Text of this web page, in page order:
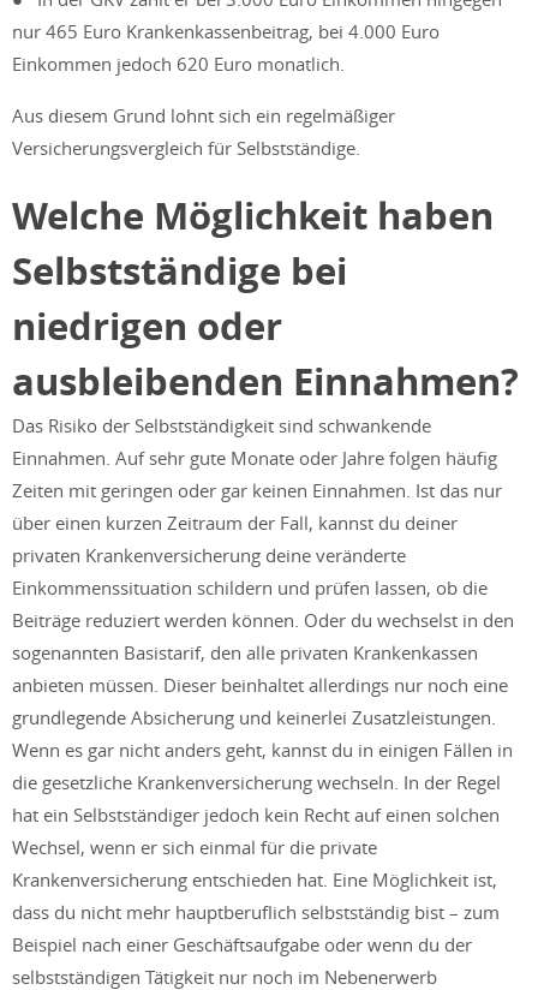
nur 465 Euro Krankenkassenbeitrag, bei 4.000 Euro
Einkommen jedoch 620 Euro monatlich.
Aus diesem Grund lohnt sich ein regelmäßiger
Versicherungsvergleich für Selbstständige.
Welche Möglichkeit haben
Selbstständige bei
niedrigen oder
ausbleibenden Einnahmen?
Das Risiko der Selbstständigkeit sind schwankende
Einnahmen. Auf sehr gute Monate oder Jahre folgen häufig
Zeiten mit geringen oder gar keinen Einnahmen. Ist das nur
über einen kurzen Zeitraum der Fall, kannst du deiner
privaten Krankenversicherung deine veränderte
Einkommenssituation schildern und prüfen lassen, ob die
Beiträge reduziert werden können. Oder du wechselst in den
sogenannten Basistarif, den alle privaten Krankenkassen
anbieten müssen. Dieser beinhaltet allerdings nur noch eine
grundlegende Absicherung und keinerlei Zusatzleistungen.
Wenn es gar nicht anders geht, kannst du in einigen Fällen in
die gesetzliche Krankenversicherung wechseln. In der Regel
hat ein Selbstständiger jedoch kein Recht auf einen solchen
Wechsel, wenn er sich einmal für die private
Krankenversicherung entschieden hat. Eine Möglichkeit ist,
dass du nicht mehr hauptberuflich selbstständig bist – zum
Beispiel nach einer Geschäftsaufgabe oder wenn du der
selbstständigen Tätigkeit nur noch im Nebenerwerb